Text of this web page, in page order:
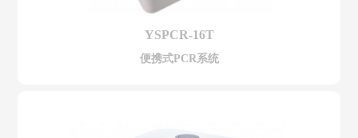
YSPCR-16T
便携式PCR系统